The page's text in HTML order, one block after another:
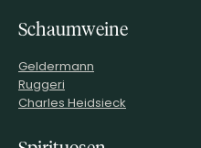
Schaumweine
Geldermann
Ruggeri
Charles Heidsieck